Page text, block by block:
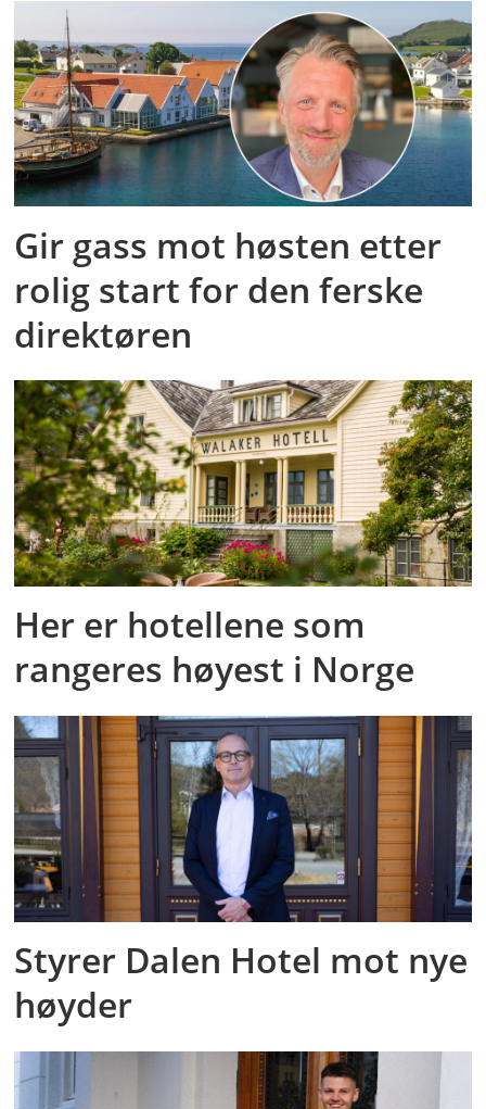
Gir gass mot høsten etter
rolig start for den ferske
direktøren
Her er hotellene som
rangeres høyest i Norge
Styrer Dalen Hotel mot nye
høyder